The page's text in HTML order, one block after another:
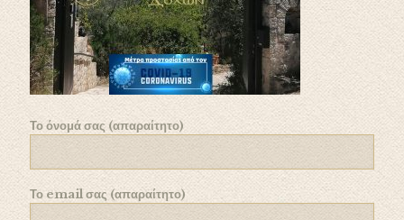
Το όνομά σας (απαραίτητο)
Το email σας (απαραίτητο)